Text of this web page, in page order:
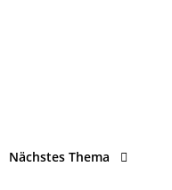
Nächstes Thema